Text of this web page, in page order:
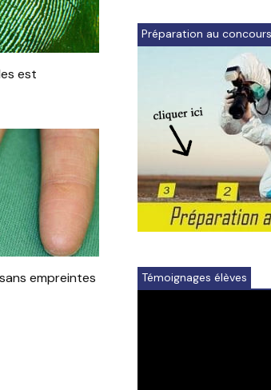
est
empreintes
Préparation au concours
Témoignages élèves